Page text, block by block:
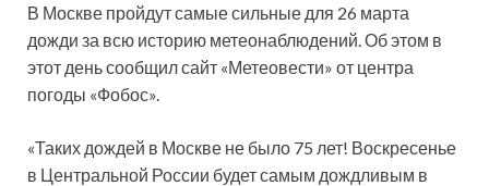
В Москве пройдут самые сильные для 26 марта
дожди за всю историю метеонаблюдений. Об этом в
этот день сообщил сайт «Метеовести» от центра
погоды «Фобос».
«Таких дождей в Москве не было 75 лет! Воскресенье
в Центральной России будет самым дождливым в